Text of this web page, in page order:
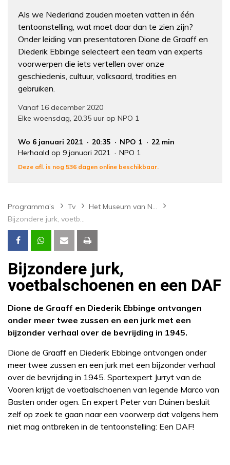
Als we Nederland zouden moeten vatten in één
tentoonstelling, wat moet daar dan te zien zijn?
Onder leiding van presentatoren Dione de Graaff en
Diederik Ebbinge selecteert een team van experts
voorwerpen die iets vertellen over onze
geschiedenis, cultuur, volksaard, tradities en
gebruiken.
Vanaf 16 december 2020
Elke woensdag, 20.35 uur op NPO 1
Wo 6 januari 2021 20:35 NPO 1
22 min
Herhaald op 9 januari 2021
NPO 1
Deze afl. is nog 536 dagen online beschikbaar.
Programma’s Tv
Het Museum van Nederland
Bijzondere jurk, voetbalschoenen en een DAF
Bijzondere jurk,
voetbalschoenen en een DAF
Dione de Graaff en Diederik Ebbinge ontvangen
onder meer twee zussen en een jurk met een
bijzonder verhaal over de bevrijding in 1945.
Dione de Graaff en Diederik Ebbinge ontvangen onder
meer twee zussen en een jurk met een bijzonder verhaal
over de bevrijding in 1945. Sportexpert Jurryt van de
Vooren krijgt de voetbalschoenen van legende Marco van
Basten onder ogen. En expert Peter van Duinen besluit
zelf op zoek te gaan naar een voorwerp dat volgens hem
niet mag ontbreken in de tentoonstelling: Een DAF!